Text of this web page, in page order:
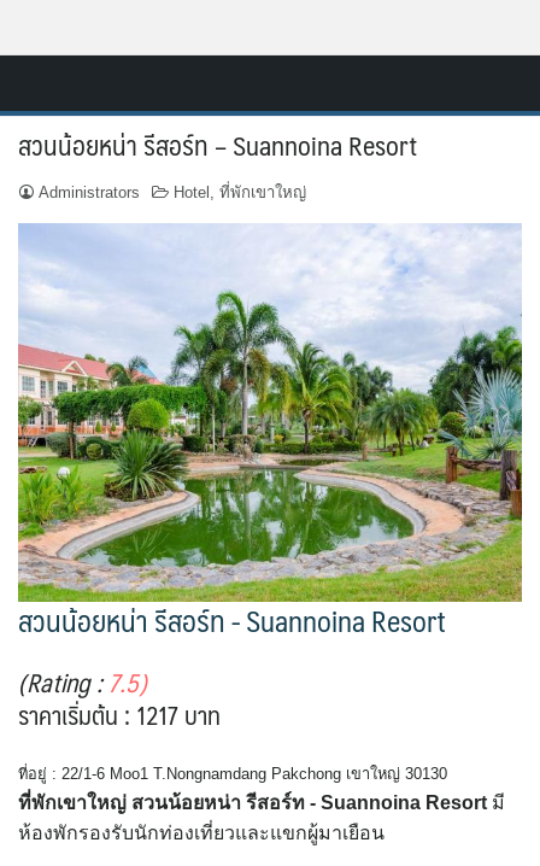
Home
ทำเว็บไซต์รีสอร์ท
เกี่ยวกับเรา
สวนน้อยหน่า รีสอร์ท – Suannoina Resort
Administrators Hotel , ที่พักเขาใหญ่
สวนน้อยหน่า รีสอร์ท - Suannoina Resort
(Rating :7.5)
ราคาเริ่มต้น : 1217 บาท
ที่อยู่ : 22/1-6 Moo1 T.Nongnamdang Pakchong เขาใหญ่ 30130
ที่พักเขาใหญ่ สวนน้อยหน่า รีสอร์ท - Suannoina Resort มี
ห้องพักรองรับนักท่องเที่ยวและแขกผู้มาเยือน